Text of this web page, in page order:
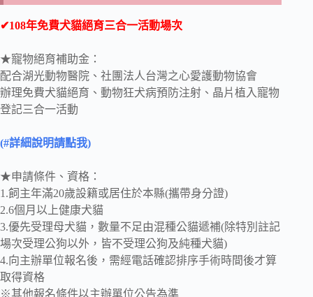
✔108年免費犬貓絕育三合一活動場次
★寵物絕育補助金：
配合湖光動物醫院、社團法人台灣之心愛護動物協會
辦理免費犬貓絕育、動物狂犬病預防注射、晶片植入寵物
登記三合一活動
(#詳細說明請點我)
★申請條件、資格：
1.飼主年滿20歲設籍或居住於本縣(攜帶身分證)
2.6個月以上健康犬貓
3.優先受理母犬貓，數量不足由混種公貓遞補(除特別註記
場次受理公狗以外，皆不受理公狗及純種犬貓)
4.向主辦單位報名後，需經電話確認排序手術時間後才算
取得資格
※其他報名條件以主辦單位公告為準